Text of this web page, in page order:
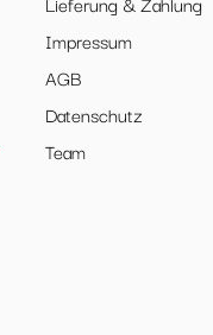
Impressum
AGB
Datenschutz
Team